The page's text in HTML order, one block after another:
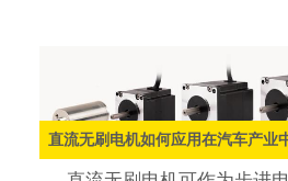
直流无刷电机如何应用在汽车产业